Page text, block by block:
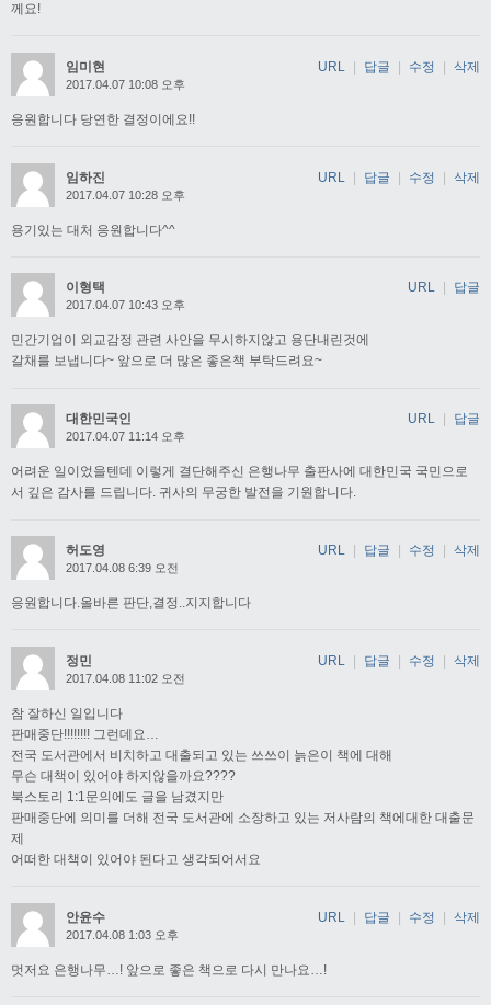
께요!
임미현
2017.04.07 10:08 오후
응원합니다 당연한 결정이에요!!
URL | 답글 | 수정 | 삭제
임하진
2017.04.07 10:28 오후
용기있는 대처 응원합니다^^
URL | 답글 | 수정 | 삭제
이형택
2017.04.07 10:43 오후
민간기업이 외교감정 관련 사안을 무시하지않고 용단내린것에
갈채를 보냅니다~ 앞으로 더 많은 좋은책 부탁드려요~
URL 답글
대한민국인
2017.04.07 11:14 오후
어려운 일이었을텐데 이렇게 결단해주신 은행나무 출판사에 대한민국 국민으로
서 깊은 감사를 드립니다. 귀사의 무궁한 발전을 기원합니다.
URL 답글
허도영
2017.04.08 6:39 오전
응원합니다.올바른 판단,결정..지지합니다
URL 답글 수정 삭제
정민
2017.04.08 11:02 오전
참 잘하신 일입니다
판매중단!!!!!!!! 그런데요…
전국 도서관에서 비치하고 대출되고 있는 쓰쓰이 늙은이 책에 대해
무슨 대책이 있어야 하지않을까요????
북스토리 1:1문의에도 글을 남겼지만
판매중단에 의미를 더해 전국 도서관에 소장하고 있는 저사람의 책에대한 대출문
제
어떠한 대책이 있어야 된다고 생각되어서요
URL | 답글 | 수정 | 삭제
안윤수
2017.04.08 1:03 오후
멋저요 은행나무…! 앞으로 좋은 책으로 다시 만나요…!
URL | 답글 | 수정 | 삭제